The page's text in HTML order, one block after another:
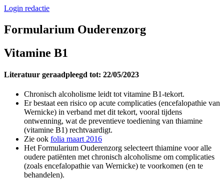
Login redactie
Formularium Ouderenzorg
Vitamine B1
Literatuur geraadpleegd tot: 22/05/2023
Chronisch alcoholisme leidt tot vitamine B1-tekort.
Er bestaat een risico op acute complicaties (encefalopathie van
Wernicke) in verband met dit tekort, vooral tijdens
ontwenning, wat de preventieve toediening van thiamine
(vitamine B1) rechtvaardigt.
Zie ook folia maart 2016
Het Formularium Ouderenzorg selecteert thiamine voor alle
oudere patiënten met chronisch alcoholisme om complicaties
(zoals encefalopathie van Wernicke) te voorkomen (en te
behandelen).